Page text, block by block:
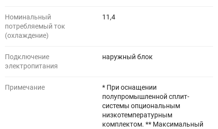
Номинальный
потребляемый ток
(охлаждение)
11,4
Подключение
электропитания
наружный блок
Примечание
* При оснащении
полупромышленной сплит-
системы опциональным
низкотемпературным
комплектом. ** Максимальный